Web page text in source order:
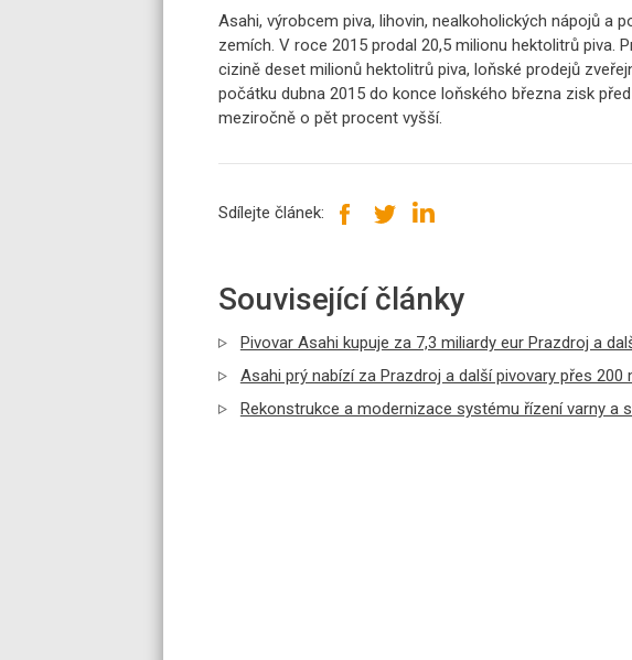
Asahi, výrobcem piva, lihovin, nealkoholických nápojů a
zemích. V roce 2015 prodal 20,5 milionu hektolitrů piva.
cizině deset milionů hektolitrů piva, loňské prodejů
počátku dubna 2015 do konce loňského března zisk
meziročně o pět procent vyšší.
Sdílejte článek:
Související články
Pivovar Asahi kupuje za 7,3 miliardy eur Prazdroj a
Asahi prý nabízí za Prazdroj a další pivovary přes 200
Rekonstrukce a modernizace systému řízení varny a